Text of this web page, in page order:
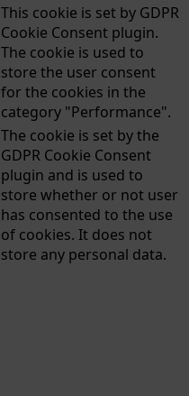
This cookie is set by GDPR
Cookie Consent plugin.
The cookie is used to
store the user consent
for the cookies in the
category "Performance".
The cookie is set by the
GDPR Cookie Consent
plugin and is used to
store whether or not user
has consented to the use
of cookies. It does not
store any personal data.